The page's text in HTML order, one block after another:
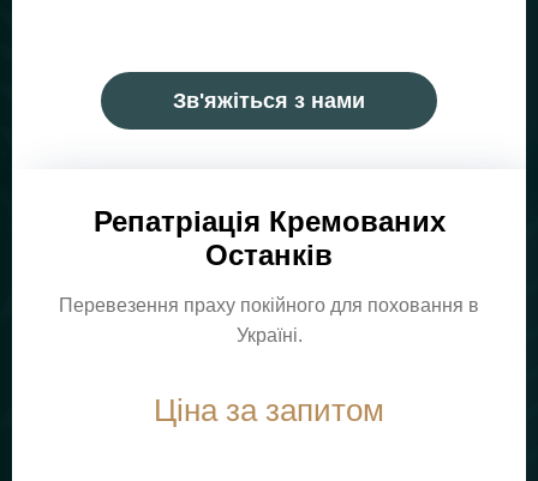
Зв'яжіться з нами
Репатріація Кремованих
Останків
Перевезення праху покійного для поховання в
Україні.
Ціна за запитом